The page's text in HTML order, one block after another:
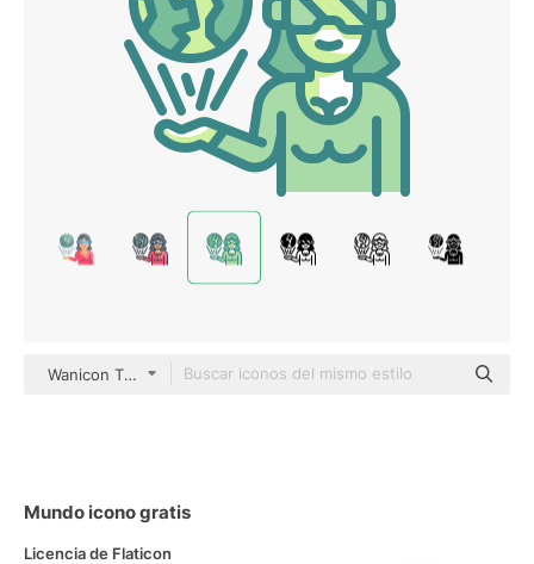
Wanicon Two Tone
Mundo icono gratis
Licencia de Flaticon